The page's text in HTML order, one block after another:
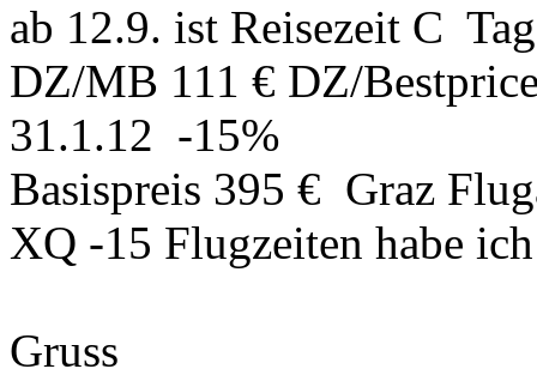
ab 12.9. ist Reisezeit C
DZ/MB 111 € DZ/
31.1.12 -15%
Basispreis 395 € Graz
XQ -15 Flugzeiten habe
Gruss